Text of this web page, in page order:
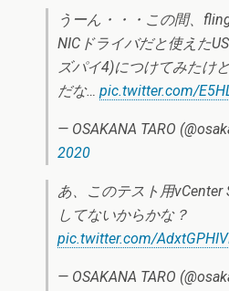
うーん・・・この間、
NICドライバだと使えた
ズパイ4)につけてみたけ
だな… pic.twitter.com/
— OSAKANA TARO
2020
あ、このテスト用vCenter
してないからかな？
pic.twitter.com/
— OSAKANA TARO